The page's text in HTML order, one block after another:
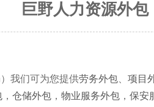
巨野人力资源外包
）我们可为您提供劳务外包 项目
， 仓储外包 ， 物业服务外包 ， 保安